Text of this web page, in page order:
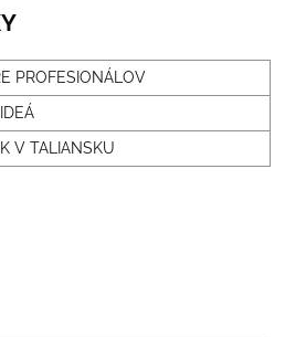
PROFESIONÁLOV
V TALIANSKU